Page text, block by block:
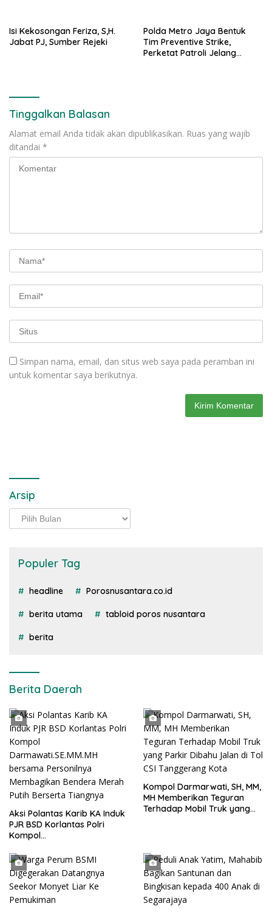
Isi Kekosongan Feriza, S,H.
Jabat PJ, Sumber Rejeki
Polda Metro Jaya Bentuk
Tim Preventive Strike,
Perketat Patroli Jelang
Tinggalkan Balasan
Alamat email Anda tidak akan dipublikasikan. Ruas yang wajib
ditandai *
Simpan nama, email, dan situs web saya pada peramban ini
untuk komentar saya berikutnya.
Arsip
Arsip
Populer Tag
headline Porosnusantara.co.id
berita utama tabloid poros nusantara
berita
Berita Daerah
Aksi Polantas Karib KA Induk
PJR BSD Korlantas Polri
Kompol
bersama Personilnya
Membagikan Bendera Merah
Putih Berserta Tiangnya
Kompol Darmarwati, SH, MM,
MH Memberikan Teguran
Terhadap Mobil Truk yang